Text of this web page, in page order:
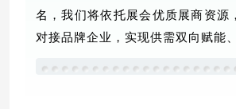
名，我们将依托展会优质展商资源
对接品牌企业，实现供需双向赋能